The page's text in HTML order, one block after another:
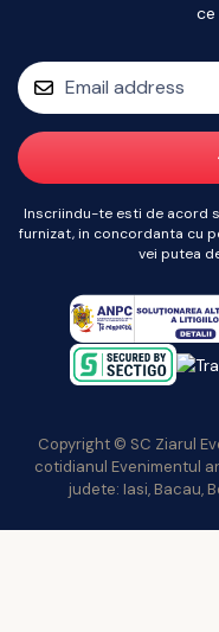
ce
Inscriindu-te esti de acord
furnizat, in concordanta cu
vei putea
Copyright © SC Ziarul
cotidianul Evenimentul
judete: Iasi, Bacau,